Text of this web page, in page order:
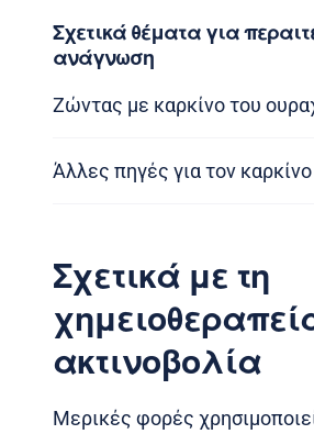
Σχετικά θέματα για
ανάγνωση
Ζώντας με καρκίνο του
Άλλες πηγές για τον
Σχετικά με τη
ακτινοβολία
Μερικές φορές